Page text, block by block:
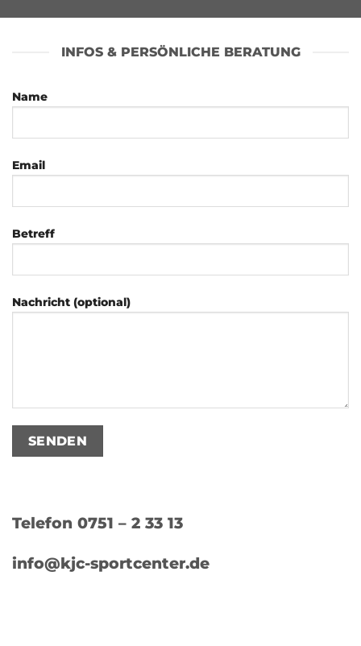
INFOS & PERSÖNLICHE BERATUNG
Name
Email
Betreff
Nachricht (optional)
Telefon 0751 – 2 33 13
info@kjc-sportcenter.de